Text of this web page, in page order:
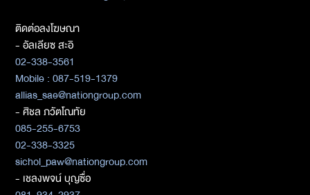
ติดต่อลงโฆษณา
- อัลเลียซ สะอิ
02-338-3561
Mobile : 087-519-1379
allias_sae@nationgroup.com
- ศิชล ภวัตโณทัย
085-255-6753
02-338-3325
sichol_paw@nationgroup.com
- เชลงพจน์ บุญซื่อ